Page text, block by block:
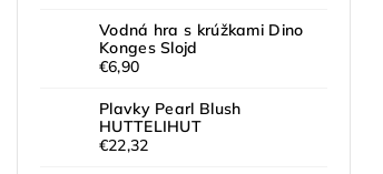
Vodná hra s krúžkami Dino
Konges Slojd
€6,90
Plavky Pearl Blush
HUTTELIHUT
€22,32